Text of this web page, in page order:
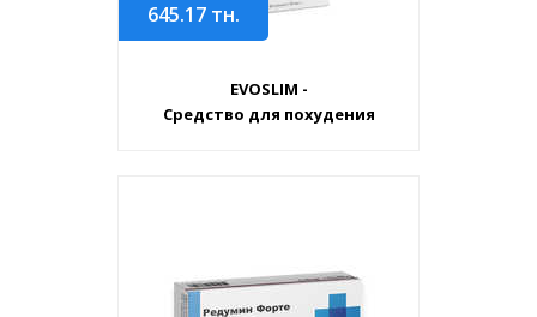
645.17 тн.
EVOSLIM -
Средство для похудения